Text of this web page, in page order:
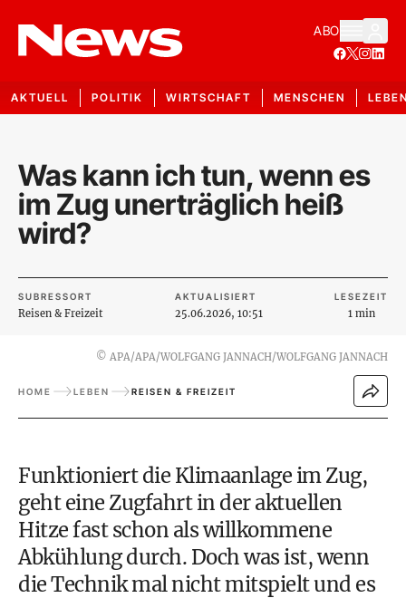
ABO
AKTUELL POLITIK WIRTSCHAFT MENSCHEN
Was kann ich tun, wenn es
im Zug unerträglich heiß
wird?
SUBRESSORT
Reisen & Freizeit
AKTUALISIERT
25.06.2026, 10:51
LESEZEIT
1 min
© APA/APA/WOLFGANG JANNACH/WOLFGANG JANNACH
HOME LEBEN REISEN & FREIZEIT
Funktioniert die Klimaanlage im Zug,
geht eine Zugfahrt in der aktuellen
Hitze fast schon als willkommene
Abkühlung durch. Doch was ist, wenn
die Technik mal nicht mitspielt und es